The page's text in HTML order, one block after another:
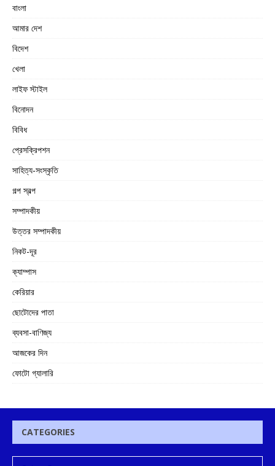
বাংলা
আমার দেশ
বিদেশ
খেলা
লাইফ স্টাইল
বিনোদন
বিবিধ
প্রেসক্রিপশন
সাহিত্য-সংস্কৃতি
গল্প স্বল্প
সম্পাদকীয়
উত্তর সম্পাদকীয়
নিকট-দূর
ক্যাম্পাস
কেরিয়ার
ছোটোদের পাতা
ব্যবসা-বাণিজ্য
আজকের দিন
ফোটো গ্যালারি
CATEGORIES